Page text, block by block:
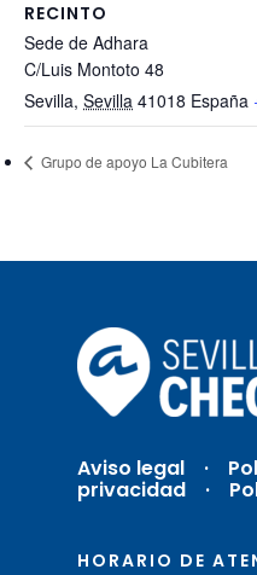
RECINTO
Sede de Adhara
C/Luis Montoto 48
Sevilla, Sevilla 41018 España
Grupo de apoyo La Cubitera
Aviso legal ·
privacidad ·
HORARIO DE